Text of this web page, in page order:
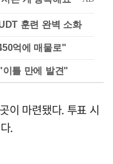
훈련 완벽 소화
억에 매물로"
이틀 만에 발견"
이 마련됐다. 투표 시
.